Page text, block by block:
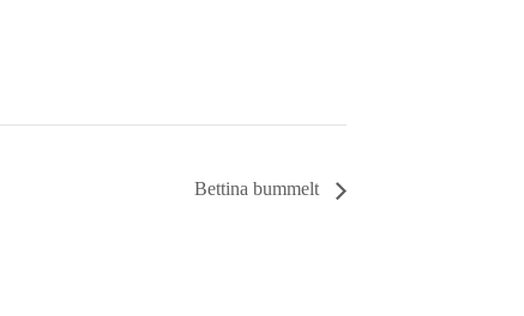
Bettina bummelt